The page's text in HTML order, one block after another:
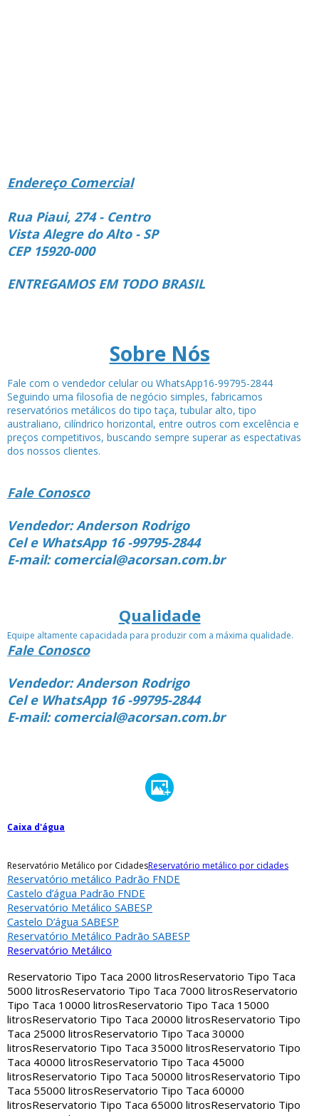
Endereço Comercial
Rua Piaui, 274 - Centro
Vista Alegre do Alto - SP
CEP 15920-000
ENTREGAMOS EM TODO BRASIL
Sobre Nós
Fale com o vendedor celular ou WhatsApp16-99795-2844
Seguindo uma filosofia de negócio simples, fabricamos
reservatórios metálicos do tipo taça, tubular alto, tipo
australiano, cilíndrico horizontal, entre outros com excelência e
preços competitivos, buscando sempre superar as espectativas
dos nossos clientes.
Fale Conosco
Vendedor: Anderson Rodrigo
Cel e WhatsApp 16 -99795-2844
E-mail: comercial@acorsan.com.br
Qualidade
Equipe altamente capacidada para produzir com a máxima qualidade.
Fale Conosco
Vendedor: Anderson Rodrigo
Cel e WhatsApp 16 -99795-2844
E-mail: comercial@acorsan.com.br
Caixa d'água
Reservatório Metálico por CidadesReservatório metálico por cidades
Reservatório metálico Padrão FNDE
Castelo d’água Padrão FNDE
Reservatório Metálico SABESP
Castelo D’água SABESP
Reservatório Metálico Padrão SABESP
Reservatório Metálico
Reservatorio Tipo Taca 2000 litrosReservatorio Tipo Taca
5000 litrosReservatorio Tipo Taca 7000 litrosReservatorio
Tipo Taca 10000 litrosReservatorio Tipo Taca 15000
litrosReservatorio Tipo Taca 20000 litrosReservatorio Tipo
Taca 25000 litrosReservatorio Tipo Taca 30000
litrosReservatorio Tipo Taca 35000 litrosReservatorio Tipo
Taca 40000 litrosReservatorio Tipo Taca 45000
litrosReservatorio Tipo Taca 50000 litrosReservatorio Tipo
Taca 55000 litrosReservatorio Tipo Taca 60000
litrosReservatorio Tipo Taca 65000 litrosReservatorio Tipo